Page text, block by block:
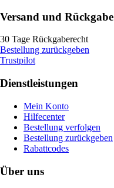
Versand und Rückgabe
30 Tage Rückgaberecht
Bestellung zurückgeben
Trustpilot
Dienstleistungen
Mein Konto
Hilfecenter
Bestellung verfolgen
Bestellung zurückgeben
Rabattcodes
Über uns